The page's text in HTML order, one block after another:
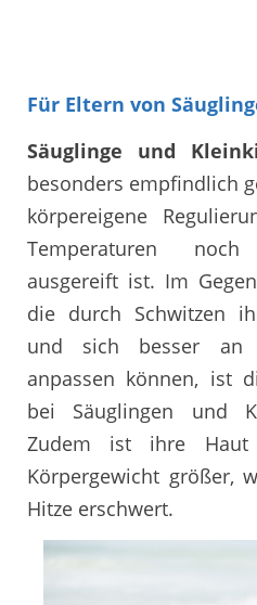
Für Eltern von
Säuglinge und
besonders empfindlich
körpereigene
Temperaturen
ausgereift ist. Im
die durch Schwitzen
und sich besser an
anpassen können, ist
bei Säuglingen und
Zudem ist ihre
Körpergewicht größer,
Hitze erschwert.